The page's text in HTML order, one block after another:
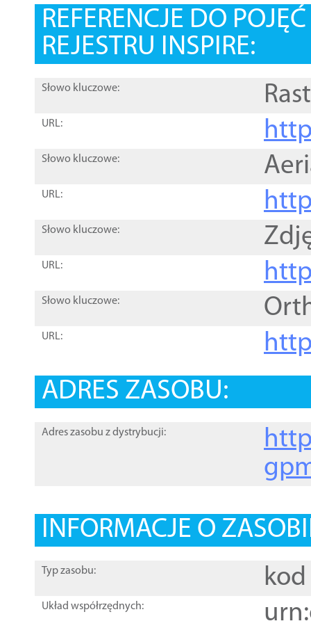
REFERENCJE DO
REJESTRU INSPIRE:
Słowo kluczowe:
URL:
Słowo kluczowe:
URL:
Słowo kluczowe:
URL:
Słowo kluczowe:
URL:
ADRES ZASOBU:
Adres zasobu z dystrybucji:
INFORMACJE O
Typ zasobu: kod
Układ współrzędnych: